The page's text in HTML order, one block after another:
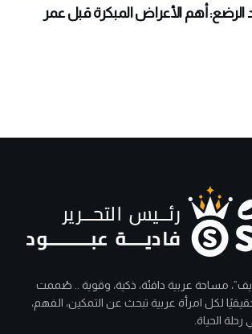
الرضع: أهم الأعراض المبكرة قبل عمر
مساحة عربية دافئة، ذكية، وقوية .. صُممت
لكل امرأة عربية تبحث عن التمكين، الفهم،
الحياة.